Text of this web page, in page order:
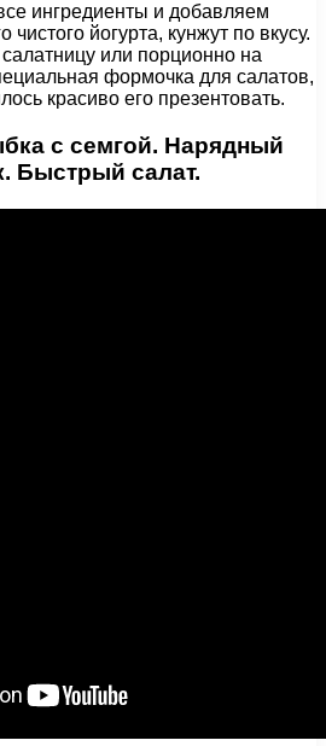
ингредиенты и добавляем
йогурта, кунжут по вкусу.
или порционно на
формочка для салатов,
красиво его презентовать.
с семгой. Нарядный
Быстрый салат.